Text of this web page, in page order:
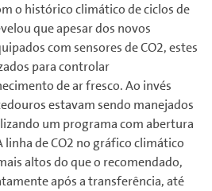
o histórico climático de ciclos de
que apesar dos novos
com sensores de CO2, estes
para controlar
de ar fresco. Ao invés
estavam sendo manejados
um programa com abertura
linha de CO2 no gráfico climático
altos do que o recomendado,
após a transferência, até